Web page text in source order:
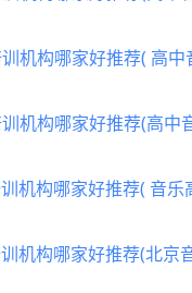
机构哪家好推荐( 高中
机构哪家好推荐(高中
机构哪家好推荐( 音乐
机构哪家好推荐(北京